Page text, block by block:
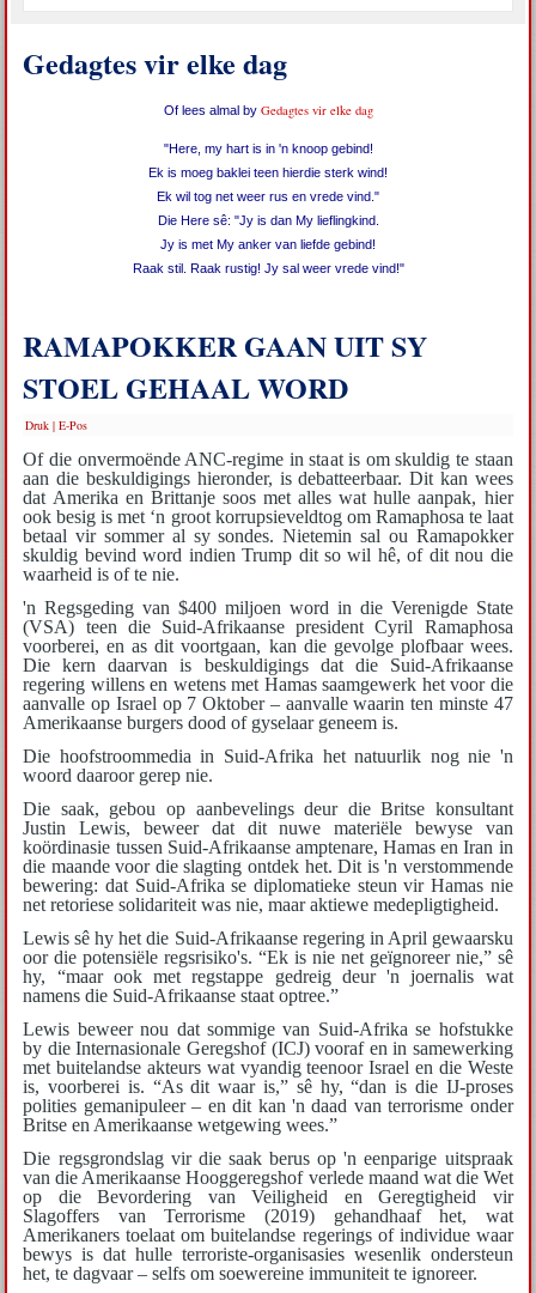
Gedagtes vir elke dag
Of lees almal by Gedagtes vir elke dag
"Here, my hart is in 'n knoop gebind!
Ek is moeg baklei teen hierdie sterk wind!
Ek wil tog net weer rus en vrede vind."
Die Here sê: "Jy is dan My lieflingkind.
Jy is met My anker van liefde gebind!
Raak stil. Raak rustig! Jy sal weer vrede vind!"
RAMAPOKKER GAAN UIT SY
STOEL GEHAAL WORD
Druk |E-Pos
Of die onvermoënde ANC-regime in staat is om skuldig te staan
aan die beskuldigings hieronder, is debatteerbaar. Dit kan wees
dat Amerika en Brittanje soos met alles wat hulle aanpak, hier
ook besig is met ‘n groot korrupsieveldtog om Ramaphosa te laat
betaal vir sommer al sy sondes. Nietemin sal ou Ramapokker
skuldig bevind word indien Trump dit so wil hê, of dit nou die
waarheid is of te nie.
'n Regsgeding van $400 miljoen word in die Verenigde State
(VSA) teen die Suid-Afrikaanse president Cyril Ramaphosa
voorberei, en as dit voortgaan, kan die gevolge plofbaar wees.
Die kern daarvan is beskuldigings dat die Suid-Afrikaanse
regering willens en wetens met Hamas saamgewerk het voor die
aanvalle op Israel op 7 Oktober – aanvalle waarin ten minste 47
Amerikaanse burgers dood of gyselaar geneem is.
Die hoofstroommedia in Suid-Afrika het natuurlik nog nie 'n
woord daaroor gerep nie.
Die saak, gebou op aanbevelings deur die Britse konsultant
Justin Lewis, beweer dat dit nuwe materiële bewyse van
koördinasie tussen Suid-Afrikaanse amptenare, Hamas en Iran in
die maande voor die slagting ontdek het. Dit is 'n verstommende
bewering: dat Suid-Afrika se diplomatieke steun vir Hamas nie
net retoriese solidariteit was nie, maar aktiewe medepligtigheid.
Lewis sê hy het die Suid-Afrikaanse regering in April gewaarsku
oor die potensiële regsrisiko's. “Ek is nie net geïgnoreer nie,” sê
hy, “maar ook met regstappe gedreig deur 'n joernalis wat
namens die Suid-Afrikaanse staat optree.”
Lewis beweer nou dat sommige van Suid-Afrika se hofstukke
by die Internasionale Geregshof (ICJ) vooraf en in samewerking
met buitelandse akteurs wat vyandig teenoor Israel en die Weste
is, voorberei is. “As dit waar is,” sê hy, “dan is die IJ-proses
polities gemanipuleer – en dit kan 'n daad van terrorisme onder
Britse en Amerikaanse wetgewing wees.”
Die regsgrondslag vir die saak berus op 'n eenparige uitspraak
van die Amerikaanse Hooggeregshof verlede maand wat die Wet
op die Bevordering van Veiligheid en Geregtigheid vir
Slagoffers van Terrorisme (2019) gehandhaaf het, wat
Amerikaners toelaat om buitelandse regerings of individue waar
bewys is dat hulle terroriste-organisasies wesenlik ondersteun
het, te dagvaar – selfs om soewereine immuniteit te ignoreer.